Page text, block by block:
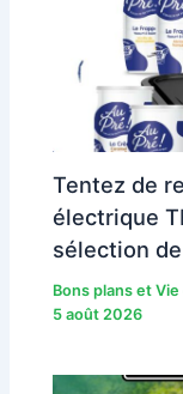
Tentez de
électrique
sélection
Bons plans et
5 août 2026